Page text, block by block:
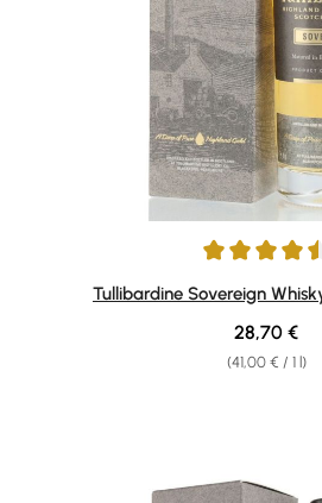
Average rating of 4.5 out of 5 stars
Tullibardine Sovereign
(41,00 € / 1 l)
Regular
28,70 €